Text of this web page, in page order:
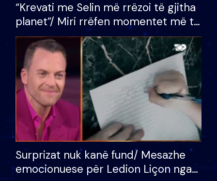
“Krevati me Selin më rrëzoi të gjitha
planet”/ Miri rrëfen momentet më të
bukura në shtëpinë e BB VIP: Do më
mungojë zilja e mëngjesit kur…
Surprizat nuk kanë fund/ Mesazhe
emocionuese për Ledion Liçon nga